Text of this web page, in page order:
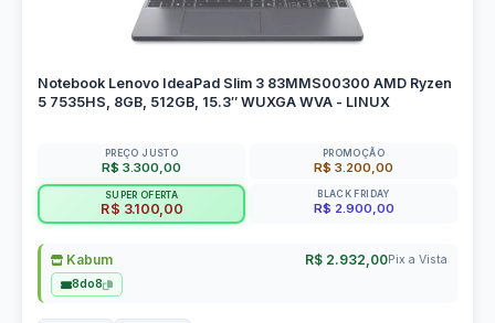
Notebook Lenovo IdeaPad Slim 3 83MMS00300 AMD Ryzen
5 7535HS, 8GB, 512GB, 15.3″ WUXGA WVA - LINUX
PREÇO JUSTO
R$ 3.300,00
PROMOÇÃO
R$ 3.200,00
SUPER OFERTA
R$ 3.100,00
BLACK FRIDAY
R$ 2.900,00
Kabum R$ 2.932,00Pix a Vista
8do8